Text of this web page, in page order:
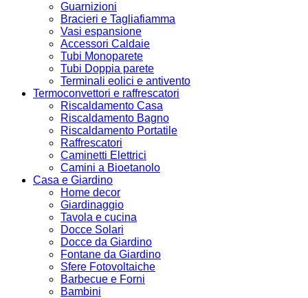
Guarnizioni
Bracieri e Tagliafiamma
Vasi espansione
Accessori Caldaie
Tubi Monoparete
Tubi Doppia parete
Terminali eolici e antivento
Termoconvettori e raffrescatori
Riscaldamento Casa
Riscaldamento Bagno
Riscaldamento Portatile
Raffrescatori
Caminetti Elettrici
Camini a Bioetanolo
Casa e Giardino
Home decor
Giardinaggio
Tavola e cucina
Docce Solari
Docce da Giardino
Fontane da Giardino
Sfere Fotovoltaiche
Barbecue e Forni
Bambini